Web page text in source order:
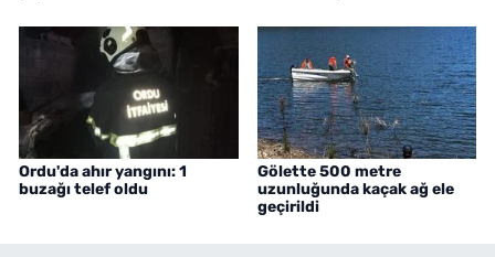
Ordu'da ahır yangını: 1
buzağı telef oldu
Gölette 500 metre
uzunluğunda kaçak ağ ele
geçirildi